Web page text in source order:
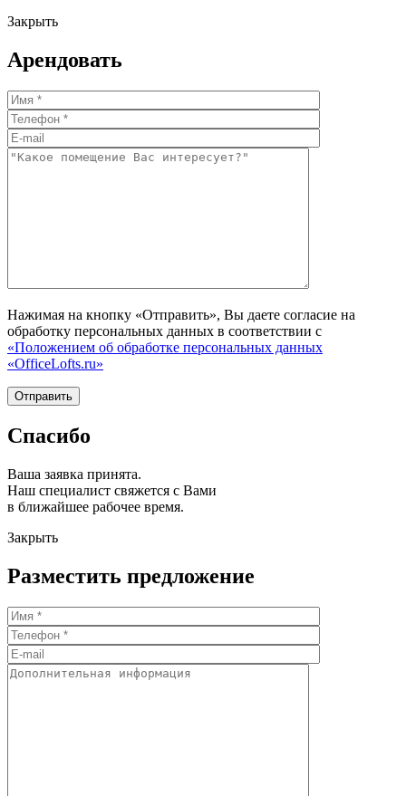
Закрыть
Арендовать
Нажимая на кнопку «Отправить», Вы даете согласие на
обработку персональных данных в соответствии с
«Положением об обработке персональных данных
«OfficeLofts.ru»
Спасибо
Ваша заявка принята.
Наш специалист свяжется с Вами
в ближайшее рабочее время.
Закрыть
Разместить предложение